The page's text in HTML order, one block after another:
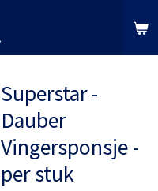
Superstar -
Dauber
Vingersponsje -
per stuk